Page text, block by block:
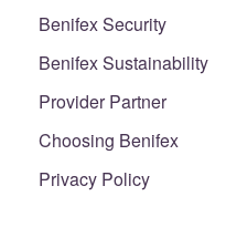
Benifex Security
Benifex Sustainability
Provider Partner
Choosing Benifex
Privacy Policy